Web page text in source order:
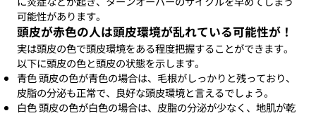
可能性があります。
頭皮が赤色の人は頭皮環境が乱れている可能性が！
実は頭皮の色で頭皮環境をある程度把握することができます。
以下に頭皮の色と頭皮の状態を示します。
青色 頭皮の色が青色の場合は、毛根がしっかりと残っており、
皮脂の分泌も正常で、良好な頭皮環境と言えるでしょう。
白色 頭皮の色が白色の場合は、皮脂の分泌が少なく、地肌が乾